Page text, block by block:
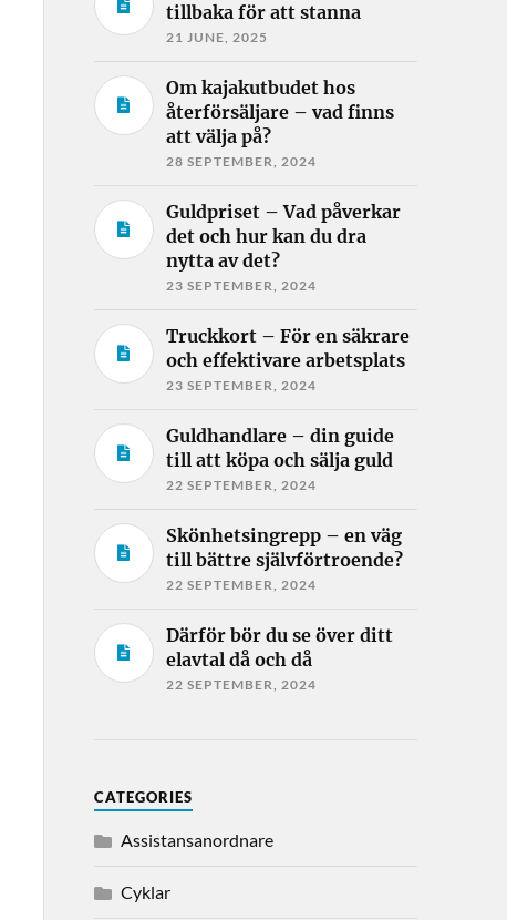
tillbaka för att stanna
21 JUNE, 2025
Om kajakutbudet hos
återförsäljare – vad finns
att välja på?
28 SEPTEMBER, 2024
Guldpriset – Vad påverkar
det och hur kan du dra
nytta av det?
23 SEPTEMBER, 2024
Truckkort – För en säkrare
och effektivare arbetsplats
23 SEPTEMBER, 2024
Guldhandlare – din guide
till att köpa och sälja guld
22 SEPTEMBER, 2024
Skönhetsingrepp – en väg
till bättre självförtroende?
22 SEPTEMBER, 2024
Därför bör du se över ditt
elavtal då och då
22 SEPTEMBER, 2024
CATEGORIES
Assistansanordnare
Cyklar